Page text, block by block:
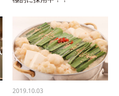
2019.10.03